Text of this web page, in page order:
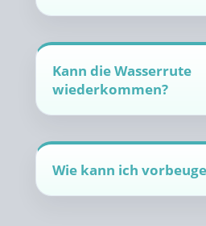
Kann die Wasserrute
wiederkommen?
Wie kann ich